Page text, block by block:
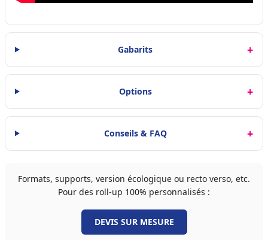
Gabarits
Options
Conseils & FAQ
Formats, supports, version écologique ou recto verso, etc.
Pour des roll-up 100% personnalisés :
DEVIS SUR MESURE